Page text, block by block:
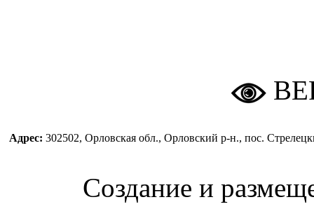
Адрес: 302502, Орловская обл., Орловский р-н., пос.
Создание и